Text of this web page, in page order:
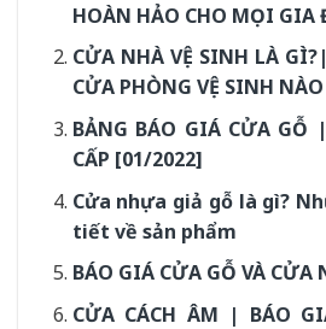
HOÀN HẢO CHO MỌI GIA
CỬA NHÀ VỆ SINH LÀ
CỬA PHÒNG VỆ SINH
BẢNG BÁO GIÁ CỬA GỖ
CẤP [01/2022]
Cửa nhựa giả gỗ là gì?
tiết về sản phẩm
BÁO GIÁ CỬA GỖ VÀ CỬA
CỬA CÁCH ÂM | BÁO